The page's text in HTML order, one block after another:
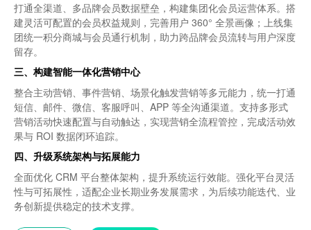
打通全渠道、多品牌会员数据壁垒，构建集团化会员运营体系。搭
建灵活可配置的会员权益规则，完善用户 360° 全景画像；上线集
团统一积分商城与会员通行机制，助力跨品牌会员流转与用户深度
留存。
三、构建智能一体化营销中心
整合主动营销、事件营销、场景化触发营销等多元能力，统一打通
短信、邮件、微信、客服呼叫、APP 等全沟通渠道。支持多形式
营销活动快速配置与自动触达，实现营销全流程管控，完成活动效
果与 ROI 数据闭环追踪。
四、升级系统架构与拓展能力
全面优化 CRM 平台整体架构，提升系统运行效能。强化平台灵活
性与可拓展性，适配企业长期业务发展需求，为后续功能迭代、业
务创新提供稳定的技术支撑。
打通全渠道、多品牌会员数据壁垒，构建集团化会员运营体系。搭
建灵活可配置的会员权益规则，完善用户 360° 全景画像；上线集
团统一积分商城与会员通行机制，助力跨品牌会员流转与用户深度
留存。
三、构建智能一体化营销中心
整合主动营销、事件营销、场景化触发营销等多元能力，统一打通
短信、邮件、微信、客服呼叫、APP 等全沟通渠道。支持多形式
营销活动快速配置与自动触达，实现营销全流程管控，完成活动效
果与 ROI 数据闭环追踪。
四、升级系统架构与拓展能力
全面优化 CRM 平台整体架构，提升系统运行效能。强化平台灵活
性与可拓展性，适配企业长期业务发展需求，为后续功能迭代、业
务创新提供稳定的技术支撑。